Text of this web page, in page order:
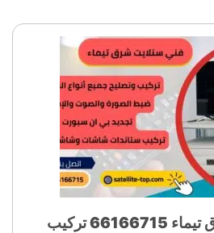
فني ستلايت شرق تيماء 66166715 تركيب